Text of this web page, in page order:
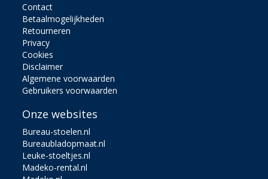
Contact
Betaalmogelijkheden
Retourneren
Privacy
Cookies
Disclaimer
Algemene voorwaarden
Gebruikers voorwaarden
Onze websites
Bureau-stoelen.nl
Bureaubladopmaat.nl
Leuke-stoeltjes.nl
Madeko-rental.nl